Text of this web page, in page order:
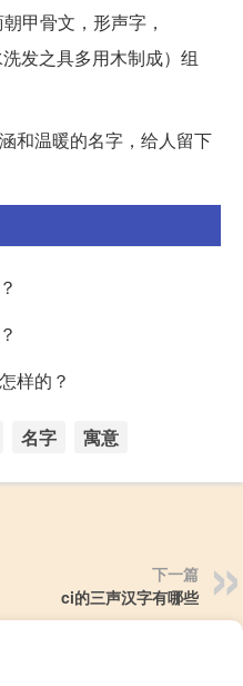
甲骨文，形声字，
洗发之具多用木制成）组
和温暖的名字，给人留下
样的？
名字 寓意
下一篇
ci的三声汉字有哪些